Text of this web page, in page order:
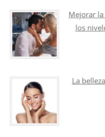
Mejorar
los
La